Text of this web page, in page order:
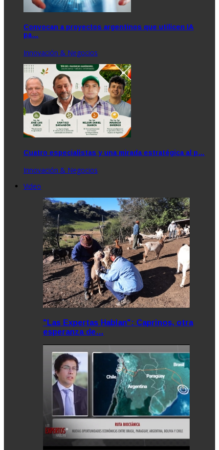
Convocan a proyectos argentinos que utilicen IA
pa…
Innovación & Negocios
Cuatro especialistas y una mirada estratégica al p…
Innovación & Negocios
Video
"Las Expertas Hablan": Caprinos, otra
esperanza de…